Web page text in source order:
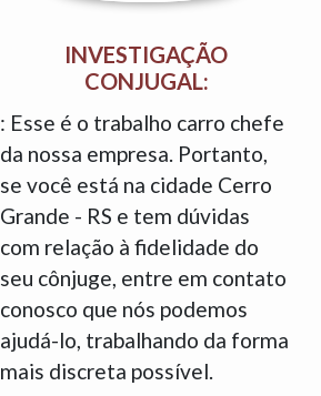
INVESTIGAÇÃO
CONJUGAL:
: Esse é o trabalho carro chefe
da nossa empresa. Portanto,
se você está na cidade Cerro
Grande - RS e tem dúvidas
com relação à fidelidade do
seu cônjuge, entre em contato
conosco que nós podemos
ajudá-lo, trabalhando da forma
mais discreta possível.